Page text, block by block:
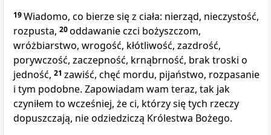
19Wiadomo, co bierze się z ciała: nierząd, nieczystość,
rozpusta, 20oddawanie czci bożyszczom,
wróżbiarstwo, wrogość, kłótliwość, zazdrość,
porywczość, zaczepność, krnąbrność, brak troski o
jedność, 21 zawiść, chęć mordu, pijaństwo, rozpasanie
i tym podobne. Zapowiadam wam teraz, tak jak
czyniłem to wcześniej, że ci, którzy się tych rzeczy
dopuszczają, nie odziedziczą Królestwa Bożego.